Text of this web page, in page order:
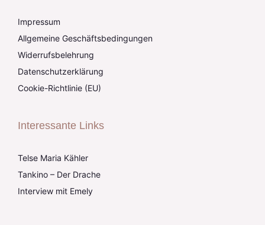
Impressum
Allgemeine Geschäftsbedingungen
Widerrufsbelehrung
Datenschutzerklärung
Cookie-Richtlinie (EU)
Interessante Links
Telse Maria Kähler
Tankino – Der Drache
Interview mit Emely